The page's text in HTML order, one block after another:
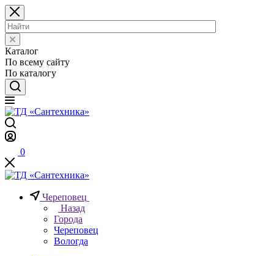
Каталог
По всему сайту
По каталогу
0
Череповец
Назад
Города
Череповец
Вологда